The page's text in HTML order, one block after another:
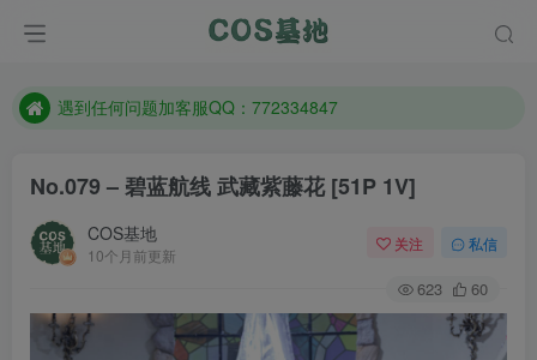
防失联：百度搜索《一七天佳》，实时查看最新站点。
遇到任何问题加客服QQ：772334847
No.079 – 碧蓝航线 武藏紫藤花 [51P 1V]
COS基地
10个月前更新
关注 私信
623 60